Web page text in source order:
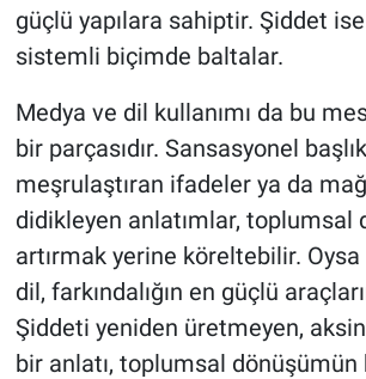
güçlü yapılara sahiptir. Şiddet
sistemli biçimde baltalar.
Medya ve dil kullanımı da bu
bir parçasıdır. Sansasyonel
meşrulaştıran ifadeler ya da
didikleyen anlatımlar, toplumsal
artırmak yerine köreltebilir.
dil, farkındalığın en güçlü
Şiddeti yeniden üretmeyen,
bir anlatı, toplumsal dönüşümün